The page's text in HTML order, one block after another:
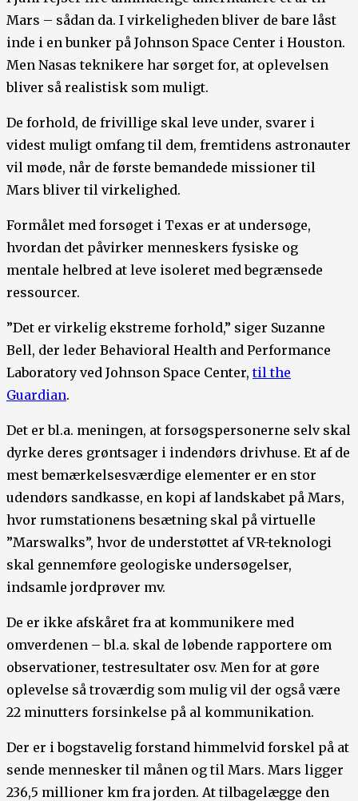
Mars – sådan da. I virkeligheden bliver de bare låst
inde i en bunker på Johnson Space Center i Houston.
Men Nasas teknikere har sørget for, at oplevelsen
bliver så realistisk som muligt.
De forhold, de frivillige skal leve under, svarer i
videst muligt omfang til dem, fremtidens astronauter
vil møde, når de første bemandede missioner til
Mars bliver til virkelighed.
Formålet med forsøget i Texas er at undersøge,
hvordan det påvirker menneskers fysiske og
mentale helbred at leve isoleret med begrænsede
ressourcer.
”Det er virkelig ekstreme forhold,” siger Suzanne
Bell, der leder Behavioral Health and Performance
Laboratory ved Johnson Space Center,til the
Guardian.
Det er bl.a. meningen, at forsøgspersonerne selv skal
dyrke deres grøntsager i indendørs drivhuse. Et af de
mest bemærkelsesværdige elementer er en stor
udendørs sandkasse, en kopi af landskabet på Mars,
hvor rumstationens besætning skal på virtuelle
”Marswalks”, hvor de understøttet af VR-teknologi
skal gennemføre geologiske undersøgelser,
indsamle jordprøver mv.
De er ikke afskåret fra at kommunikere med
omverdenen – bl.a. skal de løbende rapportere om
observationer, testresultater osv. Men for at gøre
oplevelse så troværdig som mulig vil der også være
22 minutters forsinkelse på al kommunikation.
Der er i bogstavelig forstand himmelvid forskel på at
sende mennesker til månen og til Mars. Mars ligger
236,5 millioner km fra jorden. At tilbagelægge den